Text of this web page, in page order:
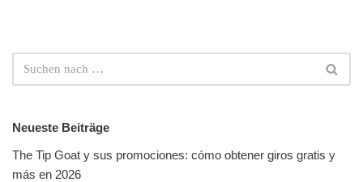
Neueste Beiträge
The Tip Goat y sus promociones: cómo obtener giros gratis y
más en 2026